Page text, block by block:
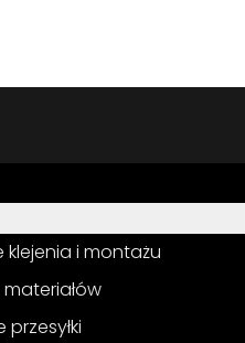
klejenia i montażu
przesyłki